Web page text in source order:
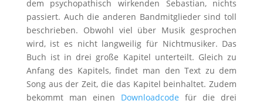
dem psychopathisch wirkenden Sebastian, nichts
passiert. Auch die anderen Bandmitglieder sind toll
beschrieben. Obwohl viel über Musik gesprochen
wird, ist es nicht langweilig für Nichtmusiker. Das
Buch ist in drei große Kapitel unterteilt. Gleich zu
Anfang des Kapitels, findet man den Text zu dem
Song aus der Zeit, die das Kapitel beinhaltet. Zudem
bekommt man einen Downloadcode für die drei